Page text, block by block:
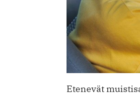
Etenevät